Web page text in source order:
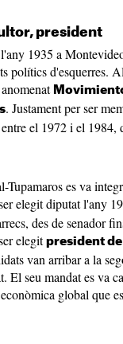
president
1935 a
polítics d'esquerres.
. Justament per ser
el 1972 i el 1984,
es va
elegit diputat l'any
des de senador
elegitpresident
van arribar a la
El seu mandat es va
global que